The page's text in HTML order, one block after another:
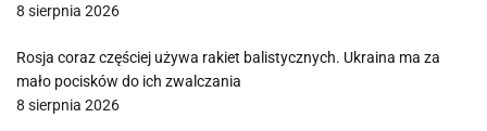
8 sierpnia 2026
Rosja coraz częściej używa rakiet balistycznych. Ukraina ma za
mało pocisków do ich zwalczania
8 sierpnia 2026